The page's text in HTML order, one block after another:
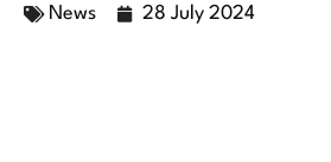
News 28 July 2024